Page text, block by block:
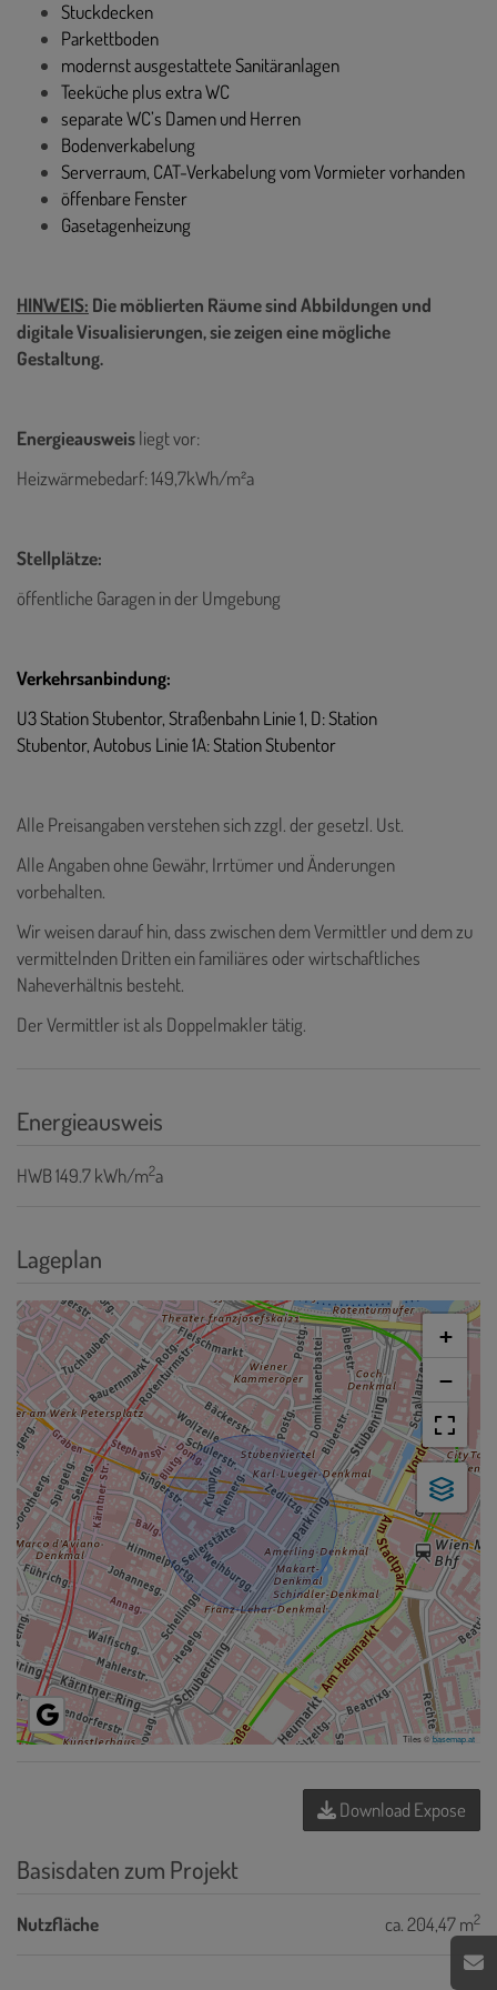
Stuckdecken
Parkettboden
modernst ausgestattete Sanitäranlagen
Teeküche plus extra WC
separate WC’s Damen und Herren
Bodenverkabelung
Serverraum, CAT-Verkabelung vom Vormieter vorhanden
öffenbare Fenster
Gasetagenheizung
HINWEIS: Die möblierten Räume sind Abbildungen und
digitale Visualisierungen, sie zeigen eine mögliche
Gestaltung.
Energieausweisliegt vor:
Heizwärmebedarf: 149,7kWh/m²a
Stellplätze:
öffentliche Garagen in der Umgebung
Verkehrsanbindung:
U3 Station Stubentor,Straßenbahn Linie 1, D: Station
Stubentor,Autobus Linie 1A: Station Stubentor
Alle Preisangaben verstehen sich zzgl. der gesetzl. Ust.
Alle Angaben ohne Gewähr, Irrtümer und Änderungen
vorbehalten.
Wir weisen darauf hin, dass zwischen dem Vermittler und dem zu
vermittelnden Dritten ein familiäres oder wirtschaftliches
Naheverhältnis besteht.
Der Vermittler ist als Doppelmakler tätig.
Energieausweis
HWB149.7 kWh/m2a
Lageplan
+
−
Tiles ©basemap.at
Download Expose
Basisdaten zum Projekt
Nutzfläche ca. 204,47 m2